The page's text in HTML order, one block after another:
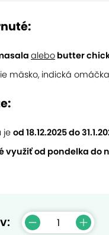
alebo butter
mäsko, indická
je od 18.12.2025 do
využiť od pondelka do